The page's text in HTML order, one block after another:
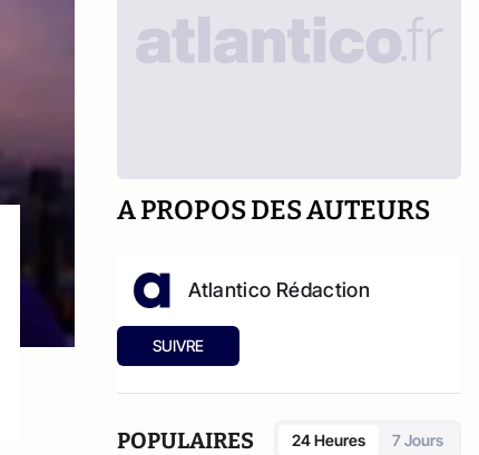
A PROPOS DES AUTEURS
Atlantico Rédaction
SUIVRE
POPULAIRES 24 Heures 7 Jours